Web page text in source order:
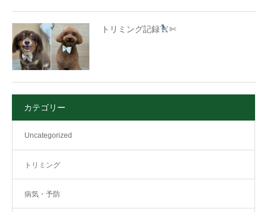
トリミング記録 ✄
カテゴリー
Uncategorized
トリミング
病気・予防